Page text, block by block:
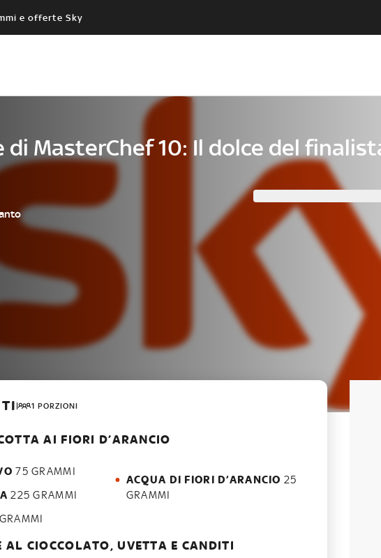
e offerte Sky
di MasterChef 10: Il dolce del
1 PORZIONI
AI FIORI D’ARANCIO
75 GRAMMI
225 GRAMMI
ACQUA DI FIORI D’ARANCIO 25
GRAMMI
AL CIOCCOLATO, UVETTA E CANDITI